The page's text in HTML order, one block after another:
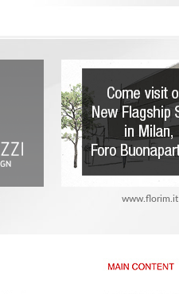
www.florim.it